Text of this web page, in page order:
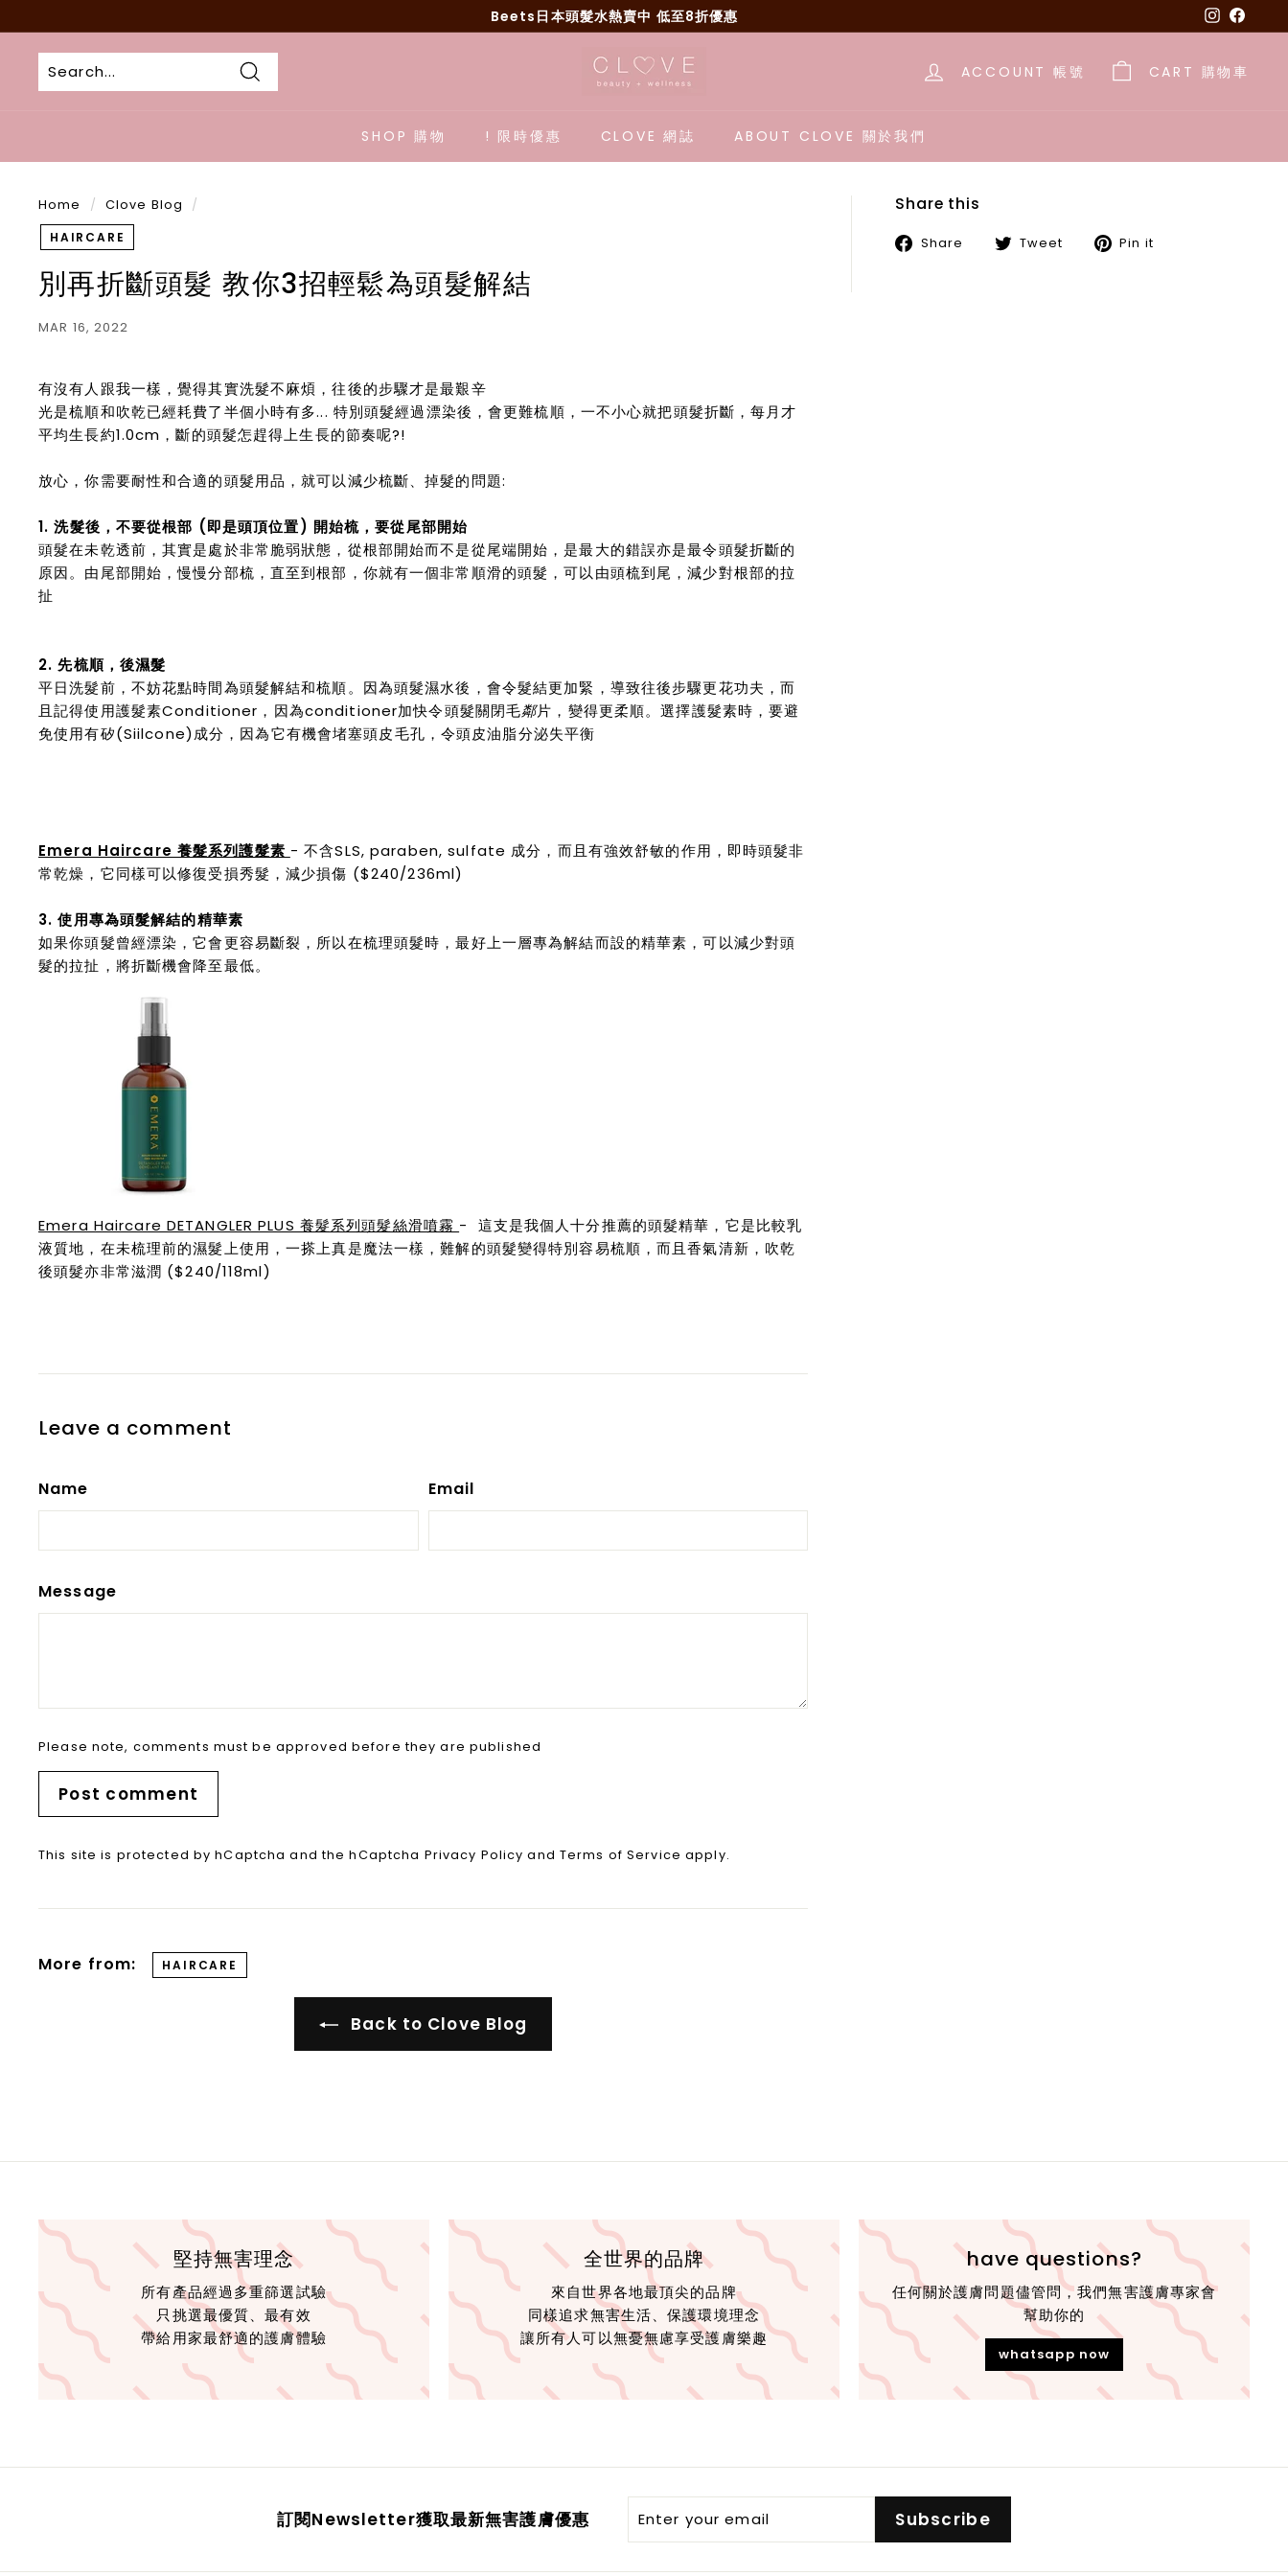
to
content
slideshow
Beets日本頭髮水熱賣中 低至8折優惠
Search
C
l
v
e
ACCOUNT 帳號 CART 購物車
SHOP 購物 ! 限時優惠 CLOVE 網誌 ABOUT CLOVE 關於我們
Home / Clove Blog
/
HAIRCARE
別再折斷頭髮 教你3招輕鬆為頭髮解結
MAR 16, 2022
有沒有人跟我一樣，覺得其實洗髮不麻煩，往後的步驟才是最艱辛
光是梳順和吹乾已經耗費了半個小時有多... 特別頭髮經過漂染後，會更難梳順，一不小心就把頭髮折斷，每月才
平均生長約1.0cm，斷的頭髮怎趕得上生長的節奏呢?!
放心，你需要耐性和合適的頭髮用品，就可以減少梳斷、掉髮的問題:
1. 洗髮後，不要從根部 (即是頭頂位置) 開始梳，要從尾部開始
頭髮在未乾透前，其實是處於非常脆弱狀態， 從根部開始而不是從尾端開始，是最大的錯誤亦是最令頭髮折斷的
原因。由尾部開始，慢慢分部梳，直至到根部，你就有一個非常順滑的頭髮，可以由頭梳到尾，減少對根部的拉
扯
2. 先梳順，後濕髮
平日洗髮前，不妨花點時間為頭髮解結和梳順。因為頭髮濕水後，會令髮結更加緊，導致往後步驟更花功夫，而
且記得使用護髮素Conditioner，因為conditioner加快令頭髮關閉毛鄰片，變得更柔順。選擇護髮素時，要避
免使用有矽(Siilcone)成分，因為它有機會堵塞頭皮毛孔，令頭皮油脂分泌失平衡
Emera Haircare 養髮系列護髮素 - 不含SLS, paraben, sulfate 成分，而且有強效舒敏的作用，即時頭髮非
常乾燥，它同樣可以修復受損秀髮，減少損傷 ($240/236ml)
3. 使用專為頭髮解結的精華素
如果你頭髮曾經漂染，它會更容易斷裂，所以在梳理頭髮時，最好上一層專為解結而設的精華素，可以減少對頭
髮的拉扯，將折斷機會降至最低。
Emera Haircare DETANGLER PLUS 養髮系列頭髮絲滑噴霧 - 這支是我個人十分推薦的頭髮精華，它是比較乳
液質地，在未梳理前的濕髮上使用，一搽上真是魔法一樣，難解的頭髮變得特別容易梳順，而且香氣清新，吹乾
後頭髮亦非常滋潤 ($240/118ml)
Leave a comment
Name Email
Message
Please note, comments must be approved before they are published
Post comment
This site is protected by hCaptcha and the hCaptcha Privacy Policy and Terms of Service apply.
More from: HAIRCARE
Back to Clove Blog
Share this
Share
ShareTweet
TweetPin it
堅持無害理念
所有產品經過多重篩選試驗
只挑選最優質、最有效
帶給用家最舒適的護膚體驗
全世界的品牌
來自世界各地最頂尖的品牌
同樣追求無害生活、保護環境理念
讓所有人可以無憂無慮享受護膚樂趣
have questions?
任何關於護膚問題儘管問，我們無害護膚專家會
幫助你的
whatsapp now
訂閱Newsletter獲取最新無害護膚優惠 Subscribe